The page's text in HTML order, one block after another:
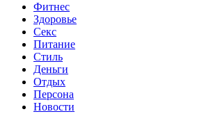
Фитнес
Здоровье
Секс
Питание
Стиль
Деньги
Отдых
Персона
Новости